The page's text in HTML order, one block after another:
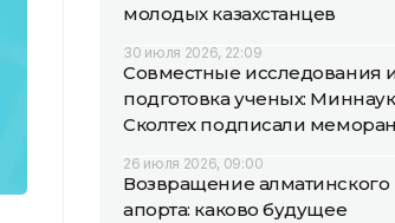
молодых казахстанцев
30 июля 2026, 22:09
Совместные исследования
подготовка ученых:
Сколтех подписали
26 июля 2026, 09:00
Возвращение алматинского
апорта: каково будущее